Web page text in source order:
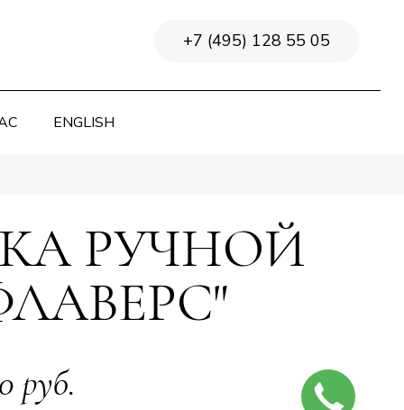
+7 (495) 128 55 05
ENGLISH
РУЧНОЙ
руб.
ЗАКАЖИТЕ
ЗВОНОК